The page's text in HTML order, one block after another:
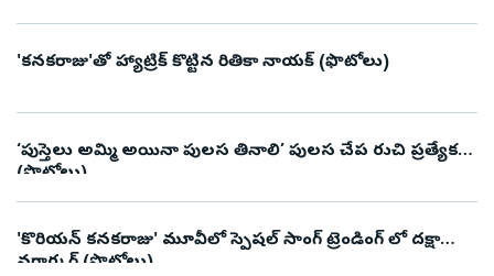
'కనకరాజు'తో హ్యాట్రిక్ కొట్టిన రితికా నాయక్ (ఫొటోలు)
‘పుస్తెలు అమ్మి అయినా పులస తినాలి’ పులస చేప రుచి ప్రత్యేకత
(ఫొటోలు)
'కొరియన్‌ కనకరాజు' మూవీలో స్పెషల్ సాంగ్ ట్రెండింగ్ లో దక్షా
నగార్కర్ (ఫొటోలు)